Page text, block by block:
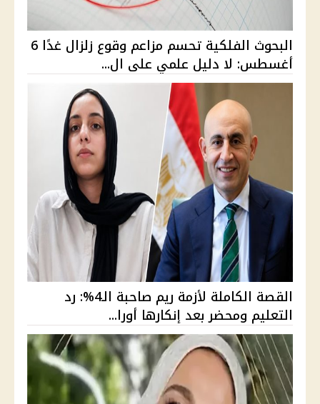
البحوث الفلكية تحسم مزاعم وقوع زلزال غدًا 6
أغسطس: لا دليل علمي على ال...
القصة الكاملة لأزمة ريم صاحبة الـ4%: رد
التعليم ومحضر بعد إنكارها أورا...